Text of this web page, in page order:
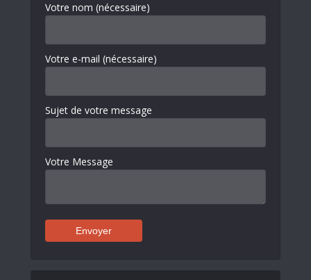
Votre nom (nécessaire)
Votre e-mail (nécessaire)
Sujet de votre message
Votre Message